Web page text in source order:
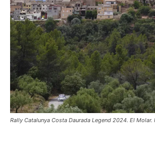
Rally Catalunya Costa Daurada Legend 2024. El